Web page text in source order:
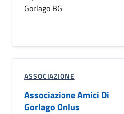
Gorlago BG
ASSOCIAZIONE
Associazione Amici Di
Gorlago Onlus